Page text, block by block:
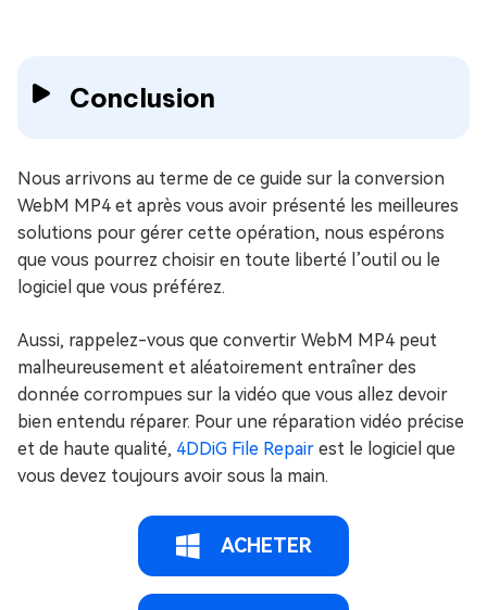
Conclusion
Nous arrivons au terme de ce guide sur la conversion
WebM MP4 et après vous avoir présenté les meilleures
solutions pour gérer cette opération, nous espérons
que vous pourrez choisir en toute liberté l’outil ou le
logiciel que vous préférez.
Aussi, rappelez-vous que convertir WebM MP4 peut
malheureusement et aléatoirement entraîner des
donnée corrompues sur la vidéo que vous allez devoir
bien entendu réparer. Pour une réparation vidéo précise
et de haute qualité, 4DDiG File Repair est le logiciel que
vous devez toujours avoir sous la main.
ACHETER